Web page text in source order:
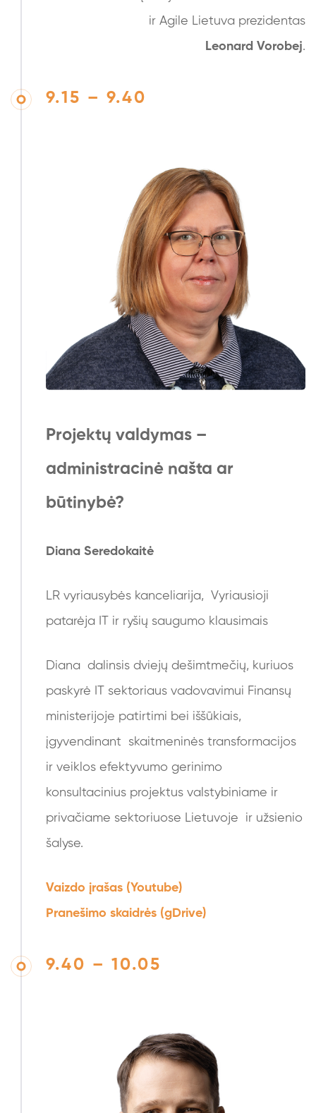
ir Agile Lietuva prezidentas
Leonard Vorobej.
9.15 – 9.40
Projektų valdymas –
administracinė našta ar
būtinybė?
Diana Seredokaitė
LR vyriausybės kanceliarija, Vyriausioji
patarėja IT ir ryšių saugumo klausimais
Diana dalinsis dviejų dešimtmečių, kuriuos
paskyrė IT sektoriaus vadovavimui Finansų
ministerijoje patirtimi bei iššūkiais,
įgyvendinant skaitmeninės transformacijos
ir veiklos efektyvumo gerinimo
konsultacinius projektus valstybiniame ir
privačiame sektoriuose Lietuvoje ir užsienio
šalyse.
Vaizdo įrašas (Youtube)
Pranešimo skaidrės (gDrive)
9.40 – 10.05